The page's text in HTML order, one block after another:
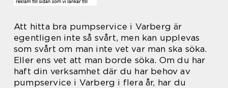
Att hitta bra pumpservice i Varberg är
egentligen inte så svårt, men kan upplevas
som svårt om man inte vet var man ska söka.
Eller ens vet att man borde söka. Om du har
haft din verksamhet där du har behov av
pumpservice i Varberg i flera år, har du